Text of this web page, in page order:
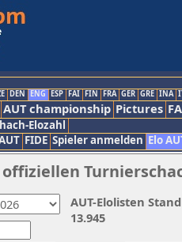
DEN ENG ESP FAI FIN FRA GER GRE INA
AUT championship Pictures
Elozahl
FIDE Spieler anmelden Elo
AUT-Elolisten
13.945